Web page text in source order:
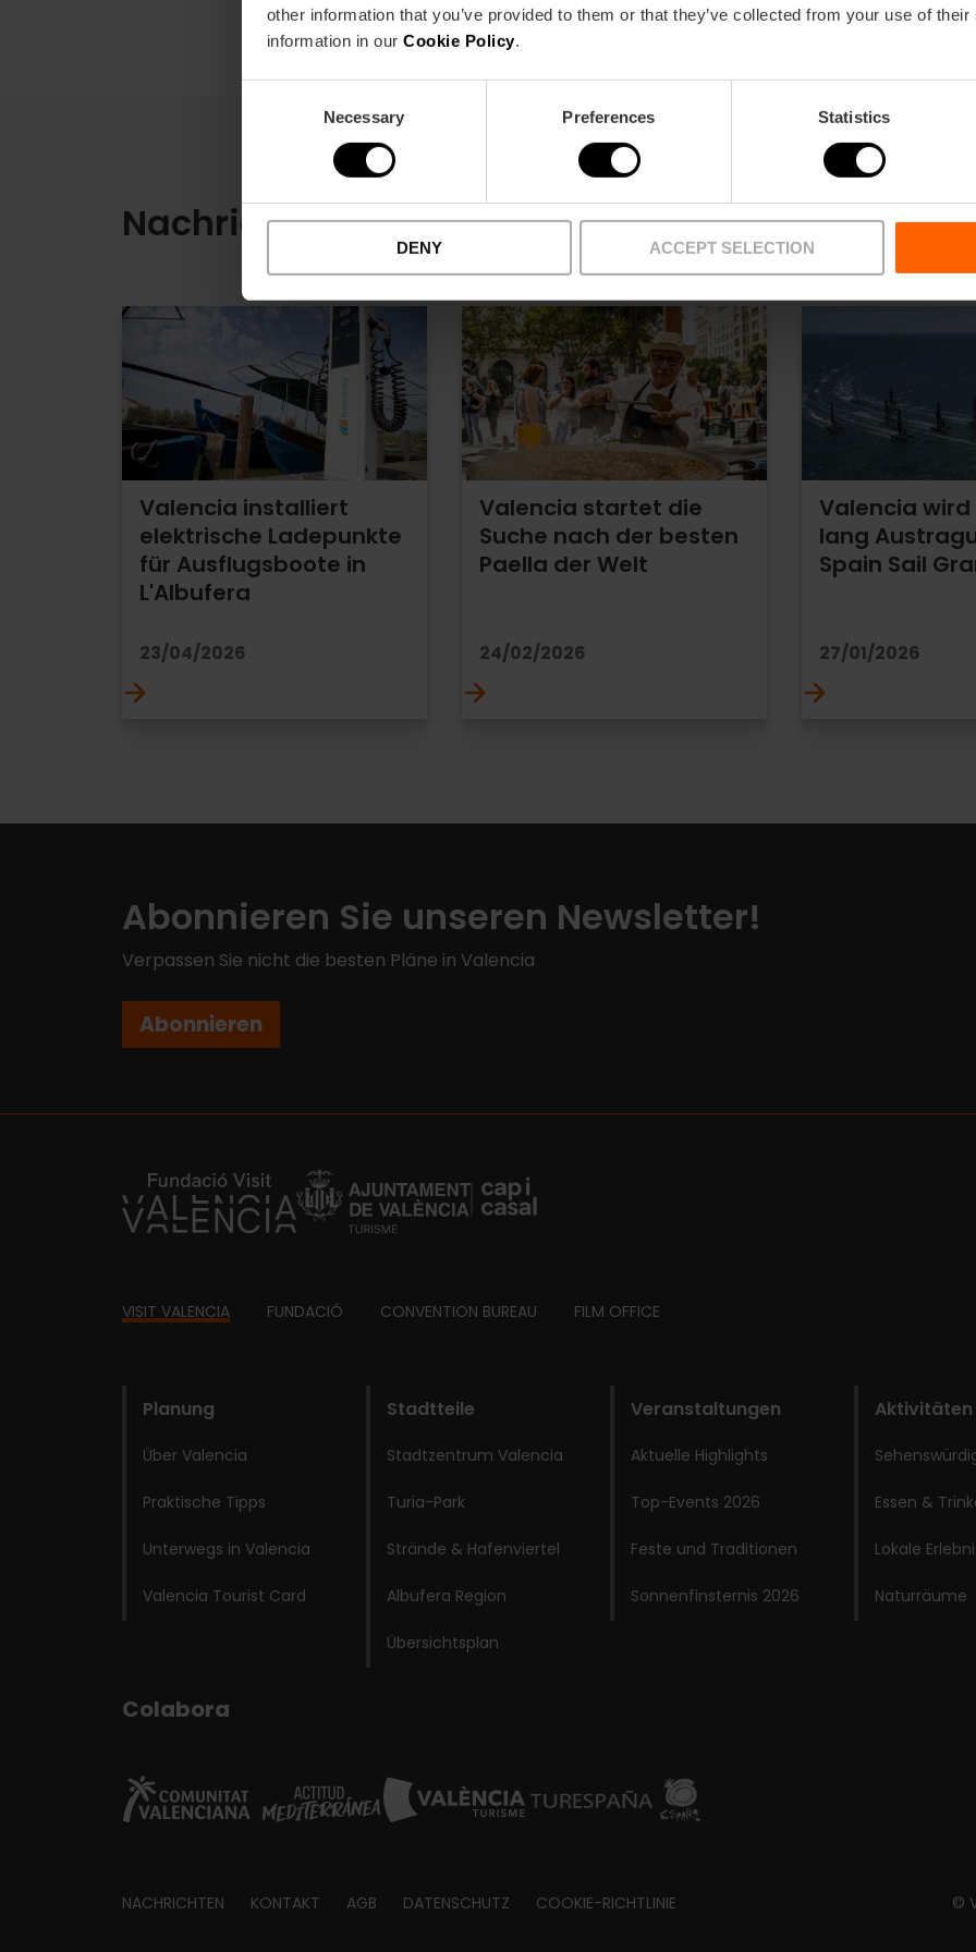
other information that you’ve provided to them or that they’ve collected from your use of
information in our Cookie Policy.
Necessary Preferences Statistics
DENY ACCEPT SELECTION
Nachrichten
Valencia installiert
elektrische Ladepunkte
für Ausflugsboote in
L'Albufera
23/04/2026
Valencia startet die
Suche nach der besten
Paella der Welt
24/02/2026
Valencia
lang
Spain Sail
27/01/2026
Abonnieren Sie unseren Newsletter!
Verpassen Sie nicht die besten Pläne in Valencia
Abonnieren
https://fundacion.visitvalencia.com/
Footer
VISIT VALENCIA FUNDACIÓ CONVENTION BUREAU FILM OFFICE
Planung
Über Valencia
Praktische Tipps
Unterwegs in Valencia
Valencia Tourist Card
Stadtteile
Stadtzentrum Valencia
Turia-Park
Strände & Hafenviertel
Albufera Region
Übersichtsplan
Veranstaltungen
Aktuelle Highlights
Top-Events 2026
Feste und Traditionen
Sonnenfinsternis 2026
Aktivitäten
Essen &
Lokale
Naturräume
Colabora
Footer
NACHRICHTEN KONTAKT AGB DATENSCHUTZ COOKIE-RICHTLINIE ©